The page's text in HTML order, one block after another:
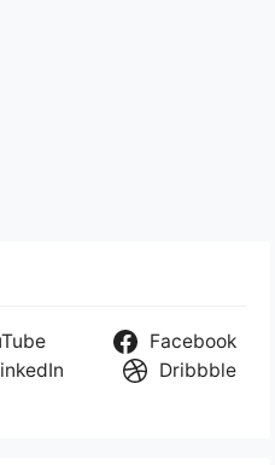
Facebook
Dribbble